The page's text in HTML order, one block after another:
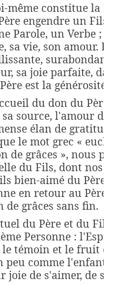
même constitue la
engendre un
Parole, un Verbe ;
sa vie, son amour.
sa joie parfaite,
est la générosité
du don du Père,
source, l'amour
élan de
le mot grec «
de grâces », nous
du Fils, dont nos
bien-aimé du Père
en retour au Père
de grâces sans fin.
du Père et du
Personne :
témoin et le fruit
peu comme l'enfant
joie de s'aimer, de